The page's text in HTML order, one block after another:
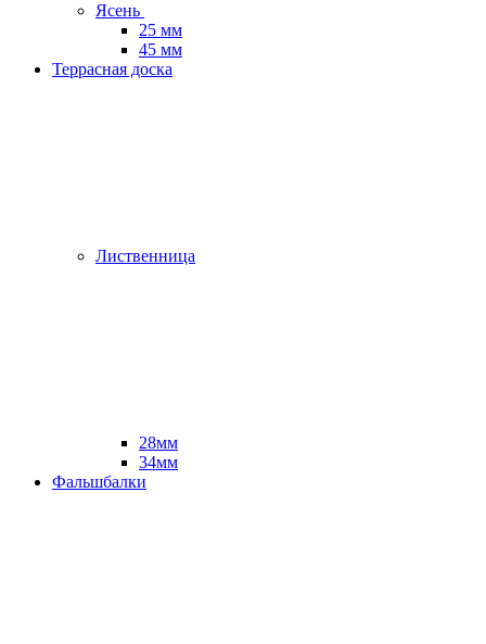
Ясень
25 мм
45 мм
Террасная доска
Лиственница
28мм
34мм
Фальшбалки